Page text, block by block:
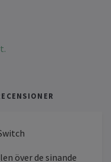
över de sinande